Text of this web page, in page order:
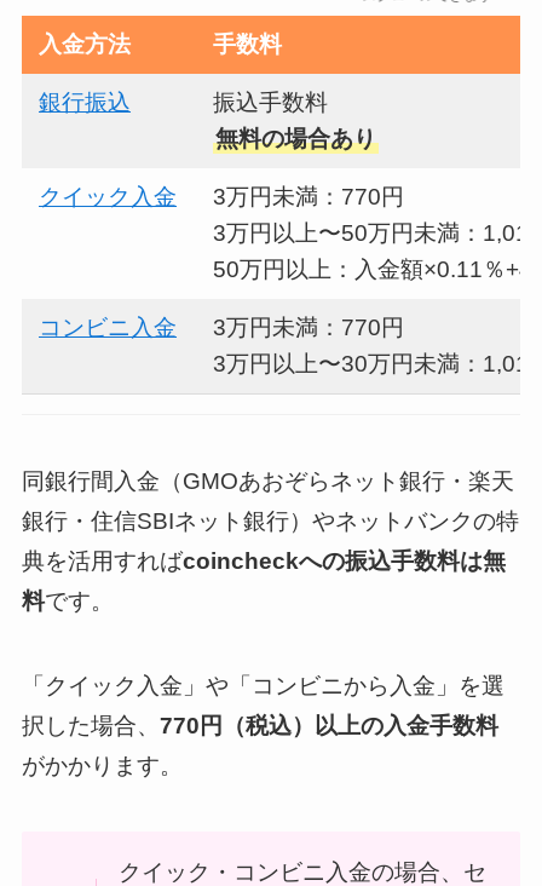
入金方法 手数料
銀行振込
振込手数料
無料の場合あり
クイック入金
3万円未満：770円
3万円以上〜50万円未満：
50万円以上：入金額×0.11％
コンビニ入金
3万円未満：770円
3万円以上〜30万円未満：
同銀行間入金（GMOあおぞらネット銀行・楽天
銀行・住信SBIネット銀行）やネットバンクの特
典を活用すればcoincheckへの振込手数料は無
料です。
「クイック入金」や「コンビニから入金」を選
択した場合、 770円（税込）以上の入金手数料
がかかります。
クイック・コンビニ入金の場合、セ